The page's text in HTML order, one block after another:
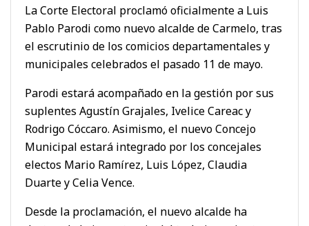
La Corte Electoral proclamó oficialmente a Luis
Pablo Parodi como nuevo alcalde de Carmelo, tras
el escrutinio de los comicios departamentales y
municipales celebrados el pasado 11 de mayo.
Parodi estará acompañado en la gestión por sus
suplentes Agustín Grajales, Ivelice Careac y
Rodrigo Cóccaro. Asimismo, el nuevo Concejo
Municipal estará integrado por los concejales
electos Mario Ramírez, Luis López, Claudia
Duarte y Celia Vence.
Desde la proclamación, el nuevo alcalde ha